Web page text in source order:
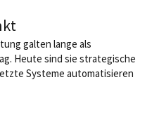
galten lange als
Heute sind sie strategische
Systeme automatisieren
liefern in Echtzeit die Basis für